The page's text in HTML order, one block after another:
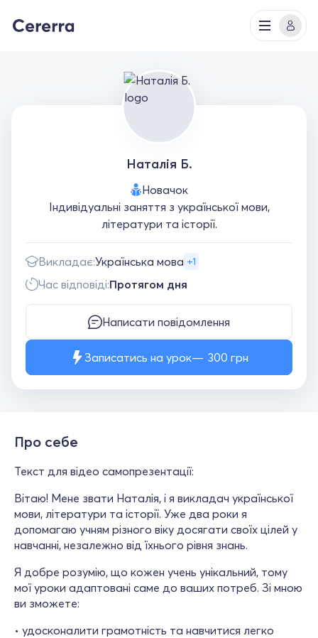
Наталія Б.
Новачок
Індивідуальні заняття з української мови,
літератури та історії.
Викладає:Українська мова +1
Час відповіді:Протягом дня
Написати повідомлення
Записатись на урок 300 грн
Про себе
Текст для відео самопрезентації:
Вітаю! Мене звати Наталія, і я викладач української
мови, літератури та історії. Уже два роки я
допомагаю учням різного віку досягати своїх цілей у
навчанні, незалежно від їхнього рівня знань.
Я добре розумію, що кожен учень унікальний, тому
мої уроки адаптовані саме до ваших потреб. Зі мною
ви зможете:
• удосконалити грамотність та навчитися легко